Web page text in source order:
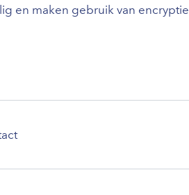
en maken gebruik van encryptie